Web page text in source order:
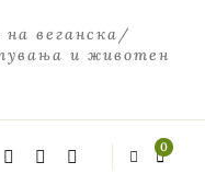
веганска/
и животен
0